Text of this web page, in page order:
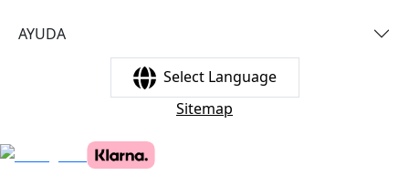
AYUDA
Select Language
Sitemap